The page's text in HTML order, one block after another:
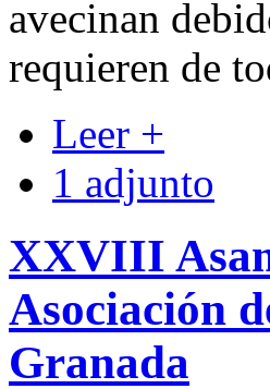
avecinan
requieren de
Leer +
1 adjunto
XXVIII
Asociación
Granada